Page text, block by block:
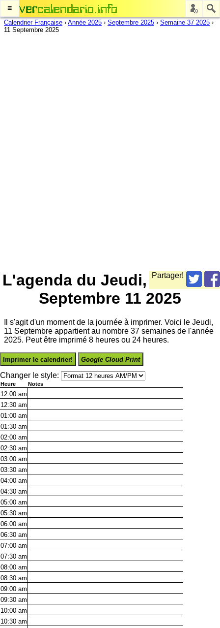
≡
Calendrier Française › Année 2025 › Septembre 2025 › Semaine 37 2025 ›
11 Septembre 2025
Partager!
L'agenda du Jeudi,
Septembre 11 2025
Il s'agit d'un moment de la journée à imprimer. Voici le Jeudi,
11 Septembre appartient au nombre 37 semaines de l'année
2025. Peut être imprimé 8 heures ou 24 heures.
Imprimer le calendrier! Google Cloud Print
Changer le style:
Heure Notes
12:00 am
12:30 am
01:00 am
01:30 am
02:00 am
02:30 am
03:00 am
03:30 am
04:00 am
04:30 am
05:00 am
05:30 am
06:00 am
06:30 am
07:00 am
07:30 am
08:00 am
08:30 am
09:00 am
09:30 am
10:00 am
10:30 am